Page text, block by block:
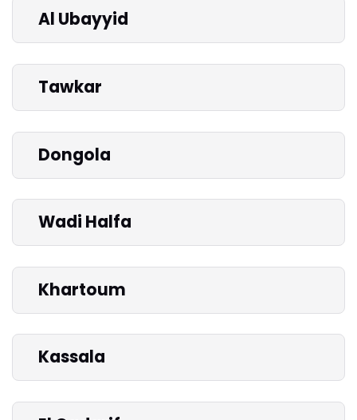
Al Ubayyid
Tawkar
Dongola
Wadi Halfa
Khartoum
Kassala